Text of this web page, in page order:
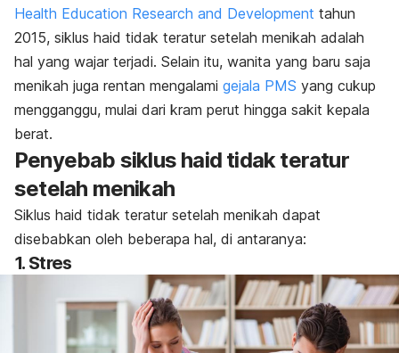
Health Education Research and Development tahun
2015, siklus haid tidak teratur setelah menikah adalah
hal yang wajar terjadi. Selain itu, wanita yang baru saja
menikah juga rentan mengalami gejala PMS yang cukup
mengganggu, mulai dari kram perut hingga sakit kepala
berat.
Penyebab siklus haid tidak teratur
setelah menikah
Siklus haid tidak teratur setelah menikah dapat
disebabkan oleh beberapa hal, di antaranya:
1. Stres